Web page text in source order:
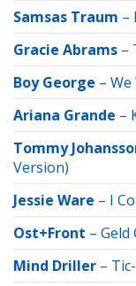
Samsas Traum –
Gracie Abrams –
Boy George –
Ariana Grande –
Tommy
Version)
Jessie Ware – I
Ost+Front – Geld
Mind Driller –